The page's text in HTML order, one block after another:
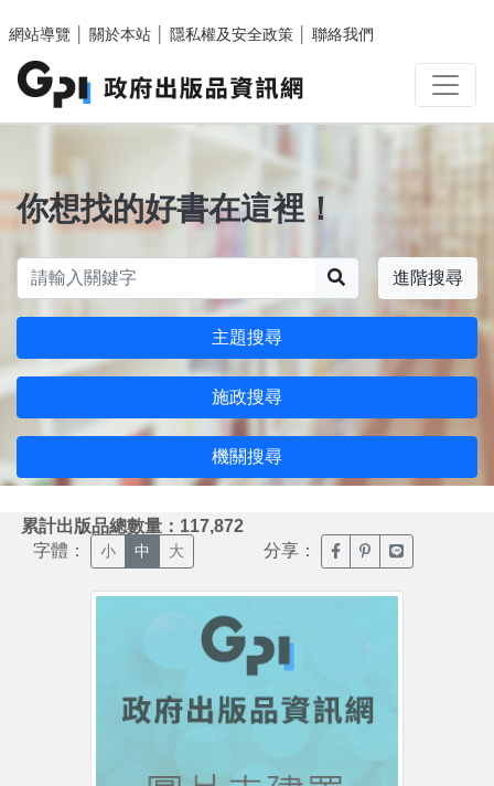
網站導覽
關於本站 隱私權及安全政策 聯絡我們
你想找的好書在這裡！
進階搜尋
主題搜尋
施政搜尋
機關搜尋
累計出版品總數量：117,872
字體： 小 中 大 分享： 臉書分享(另開新視窗)
噗浪分享(另開新
Line分享(另